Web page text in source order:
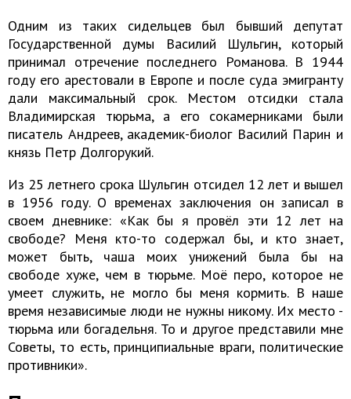
Одним из таких сидельцев был бывший депутат
Государственной думы Василий Шульгин, который
принимал отречение последнего Романова. В 1944
году его арестовали в Европе и после суда эмигранту
дали максимальный срок. Местом отсидки стала
Владимирская тюрьма, а его сокамерниками были
писатель Андреев, академик-биолог Василий Парин и
князь Петр Долгорукий.
Из 25 летнего срока Шульгин отсидел 12 лет и вышел
в 1956 году. О временах заключения он записал в
своем дневнике: «Как бы я провёл эти 12 лет на
свободе? Меня кто-то содержал бы, и кто знает,
может быть, чаша моих унижений была бы на
свободе хуже, чем в тюрьме. Моё перо, которое не
умеет служить, не могло бы меня кормить. В наше
время независимые люди не нужны никому. Их место -
тюрьма или богадельня. То и другое представили мне
Советы, то есть, принципиальные враги, политические
противники».